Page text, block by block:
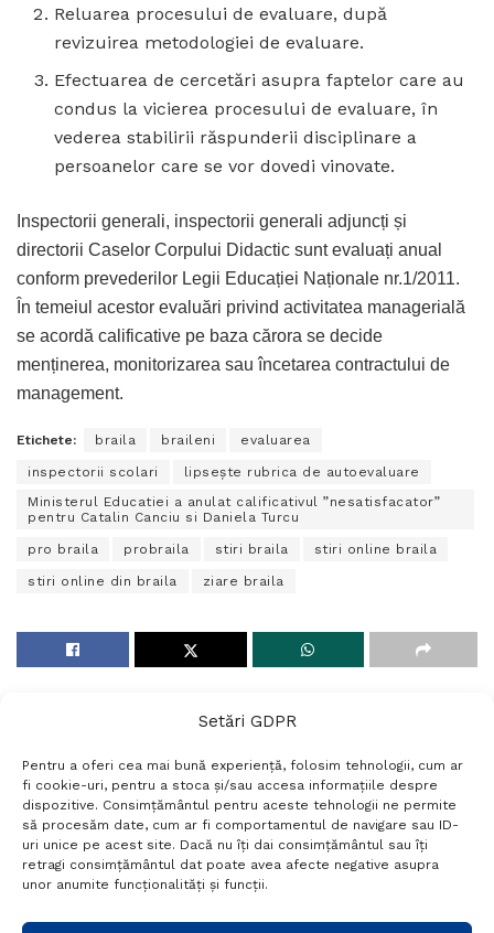
Setări GDPR
Pentru a oferi cea mai bună experiență, folosim tehnologii, cum ar
fi cookie-uri, pentru a stoca și/sau accesa informațiile despre
dispozitive. Consimțământul pentru aceste tehnologii ne permite
să procesăm date, cum ar fi comportamentul de navigare sau ID-
uri unice pe acest site. Dacă nu îți dai consimțământul sau îți
retragi consimțământul dat poate avea afecte negative asupra
unor anumite funcționalități și funcții.
Reluarea procesului de evaluare, după
revizuirea metodologiei de evaluare.
Efectuarea de cercetări asupra faptelor care au
condus la vicierea procesului de evaluare, în
vederea stabilirii răspunderii disciplinare a
persoanelor care se vor dovedi vinovate.
Inspectorii generali, inspectorii generali adjuncți și
directorii Caselor Corpului Didactic sunt evaluați anual
conform prevederilor Legii Educației Naționale nr.1/2011.
În temeiul acestor evaluări privind activitatea managerială
se acordă calificative pe baza cărora se decide
menținerea, monitorizarea sau încetarea contractului de
management.
Etichete: braila braileni evaluarea
inspectorii scolari
lipsește rubrica de autoevaluare
Ministerul Educatiei a anulat calificativul ”nesatisfacator”
pentru Catalin Canciu si Daniela Turcu
pro braila probraila stiri braila stiri online braila
stiri online din braila ziare braila
Termeni si conditii
Politică de confidențialitate
Politica cookies
Setări GDPR